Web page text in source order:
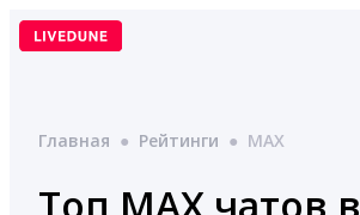
Перейти
Главная ● Рейтинги ● MAX